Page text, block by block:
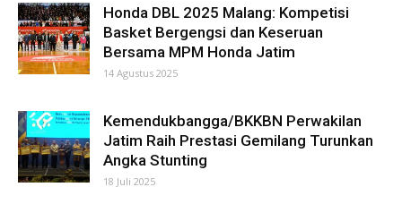
Honda DBL 2025 Malang: Kompetisi
Basket Bergengsi dan Keseruan
Bersama MPM Honda Jatim
14 Agustus 2025
Kemendukbangga/BKKBN Perwakilan
Jatim Raih Prestasi Gemilang Turunkan
Angka Stunting
18 Juli 2025